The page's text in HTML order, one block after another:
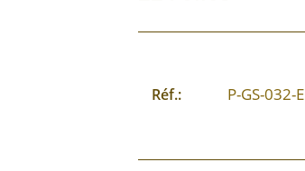
Réf.: P-GS-032-E